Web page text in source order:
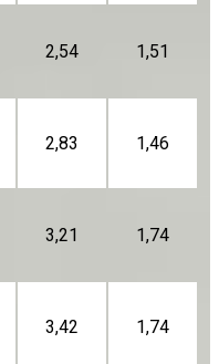
2,54 1,51
2,83 1,46
3,21 1,74
3,42 1,74